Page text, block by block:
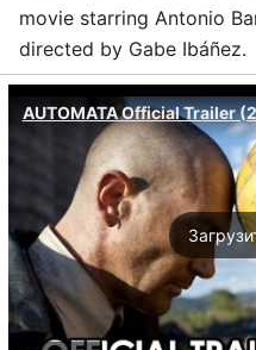
movie starring Antonio
directed by Gabe Ibáñez.
AUTOMATA Official Trailer